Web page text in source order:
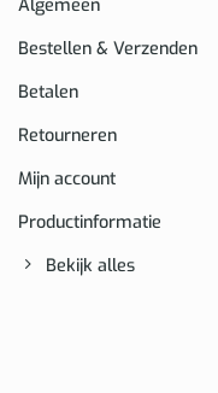
Algemeen
Bestellen & Verzenden
Betalen
Retourneren
Mijn account
Productinformatie
Bekijk alles